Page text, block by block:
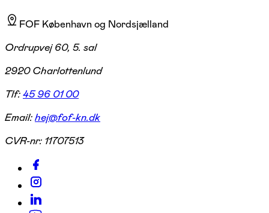
FOF København og Nordsjælland
Ordrupvej 60, 5. sal
2920 Charlottenlund
Tlf:45 96 01 00
Email:hej@fof-kn.dk
CVR-nr: 11707513